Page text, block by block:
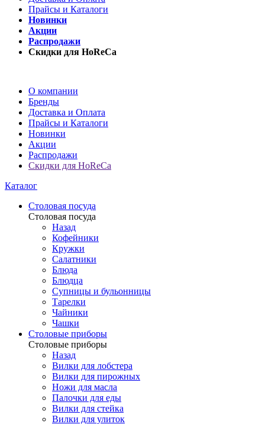
Прайсы и Каталоги
Новинки
Акции
Распродажи
Скидки для HoReCa
О компании
Бренды
Доставка и Оплата
Прайсы и Каталоги
Новинки
Акции
Распродажи
Скидки для HoReCa
Каталог
Столовая посуда
Столовая посуда
Назад
Кофейники
Кружки
Салатники
Блюда
Блюдца
Супницы и бульонницы
Тарелки
Чайники
Чашки
Cтоловые приборы
Cтоловые приборы
Назад
Вилки для лобстера
Вилки для пирожных
Ножи для масла
Палочки для еды
Вилки для стейка
Вилки для улиток